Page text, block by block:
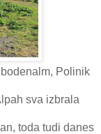
Polinik
sva izbrala
toda tudi danes